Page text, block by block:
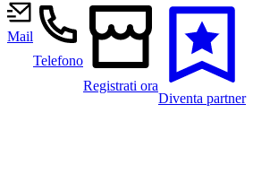
Mail
Telefono
Registrati ora
Diventa partner